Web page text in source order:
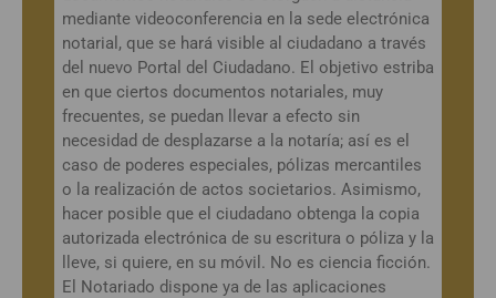
mediante videoconferencia en la sede electrónica
notarial, que se hará visible al ciudadano a través
del nuevo Portal del Ciudadano. El objetivo estriba
en que ciertos documentos notariales, muy
frecuentes, se puedan llevar a efecto sin
necesidad de desplazarse a la notaría; así es el
caso de poderes especiales, pólizas mercantiles
o la realización de actos societarios. Asimismo,
hacer posible que el ciudadano obtenga la copia
autorizada electrónica de su escritura o póliza y la
lleve, si quiere, en su móvil. No es ciencia ficción.
El Notariado dispone ya de las aplicaciones